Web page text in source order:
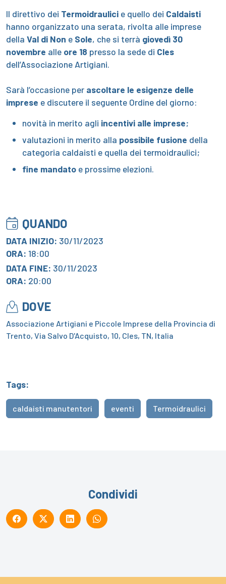
Il direttivo dei Termoidraulici e quello dei Caldaisti
hanno organizzato una serata, rivolta alle imprese
della Val di Non e Sole, che si terrà giovedì 30
novembre alle ore 18 presso la sede di Cles
dell’Associazione Artigiani.
Sarà l’occasione per ascoltare le esigenze delle
imprese e discutere il seguente Ordine del giorno:
novità in merito agli incentivi alle imprese;
valutazioni in merito alla possibile fusione della
categoria caldaisti e quella dei termoidraulici;
fine mandato e prossime elezioni.
QUANDO
DATA INIZIO: 30/11/2023
ORA: 18:00
DATA FINE: 30/11/2023
ORA: 20:00
DOVE
Associazione Artigiani e Piccole Imprese della Provincia di
Trento, Via Salvo D'Acquisto, 10, Cles, TN, Italia
Tags:
caldaisti manutentori eventi Termoidraulici
Condividi